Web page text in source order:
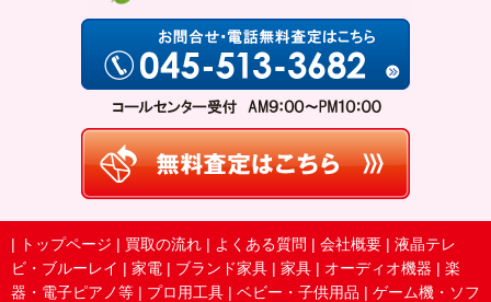
| トップページ | 買取の流れ | よくある質問 | 会社概要 | 液晶テレ
ビ・ブルーレイ | 家電 | ブランド家具 | 家具 | オーディオ機器 | 楽
器・電子ピアノ等 | プロ用工具 | ベビー・子供用品 | ゲーム機・ソフ